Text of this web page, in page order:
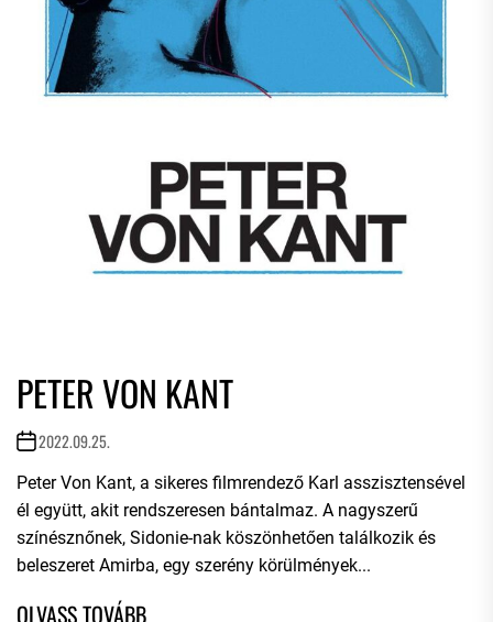
PETER VON KANT
2022.09.25.
Peter Von Kant, a sikeres filmrendező Karl asszisztensével
él együtt, akit rendszeresen bántalmaz. A nagyszerű
színésznőnek, Sidonie-nak köszönhetően találkozik és
beleszeret Amirba, egy szerény körülmények...